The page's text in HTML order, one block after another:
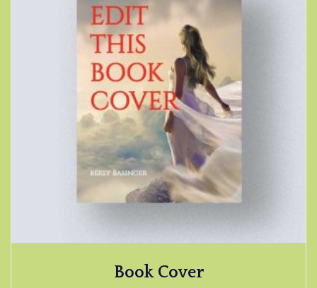
Book Cover